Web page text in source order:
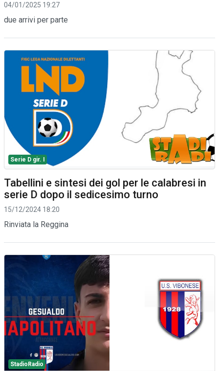
04/01/2025 19:27
due arrivi per parte
Serie D gir. I
Tabellini e sintesi dei gol per le calabresi in
serie D dopo il sedicesimo turno
15/12/2024 18:20
Rinviata la Reggina
StadioRadio